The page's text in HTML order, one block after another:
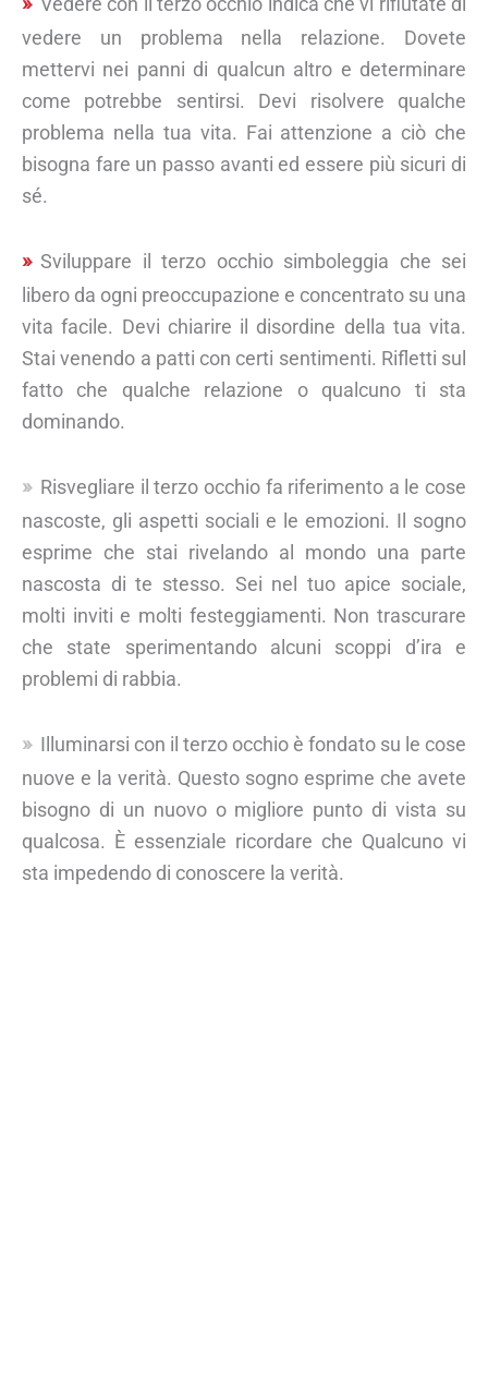
vedere un problema nella relazione. Dovete
mettervi nei panni di qualcun altro e determinare
come potrebbe sentirsi. Devi risolvere qualche
problema nella tua vita. Fai attenzione a ciò che
bisogna fare un passo avanti ed essere più sicuri di
sé.
Sviluppare il terzo occhio simboleggia che sei
libero da ogni preoccupazione e concentrato su una
vita facile. Devi chiarire il disordine della tua vita.
Stai venendo a patti con certi sentimenti. Rifletti sul
fatto che qualche relazione o qualcuno ti sta
dominando.
Risvegliare il terzo occhio fa riferimento a le cose
nascoste, gli aspetti sociali e le emozioni. Il sogno
esprime che stai rivelando al mondo una parte
nascosta di te stesso. Sei nel tuo apice sociale,
molti inviti e molti festeggiamenti. Non trascurare
che state sperimentando alcuni scoppi d’ira e
problemi di rabbia.
Illuminarsi con il terzo occhio è fondato su le cose
nuove e la verità. Questo sogno esprime che avete
bisogno di un nuovo o migliore punto di vista su
qualcosa. È essenziale ricordare che Qualcuno vi
sta impedendo di conoscere la verità.